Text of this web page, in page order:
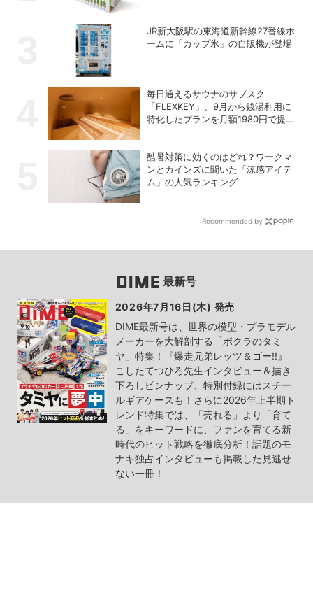
JR新大阪駅の東海道新幹線27番線ホ
ームに「カップ氷」の自販機が登場
毎日通えるサウナのサブスク
「FLEXKEY」、9月から銭湯利用に
特化したプランを月額1980円で提供
酷暑対策に効くのはどれ？ワークマ
ンとカインズに聞いた「涼感アイテ
ム」の人気ランキング
Recommended by
最新号
2026年7月16日(木) 発売
DIME最新号は、世界の模型・プラモデル
メーカーを大解剖する「ボクラのタミ
ヤ」特集！『爆走兄弟レッツ＆ゴー!!』
こしたてつひろ先生インタビュー＆描き
下ろしピンナップ、特別付録にはスチー
ルギアケースも！さらに2026年上半期ト
レンド特集では、「売れる」より「育て
る」をキーワードに、ファンを育てる新
時代のヒット戦略を徹底分析！話題のモ
ナキ独占インタビューも掲載した見逃せ
ない一冊！